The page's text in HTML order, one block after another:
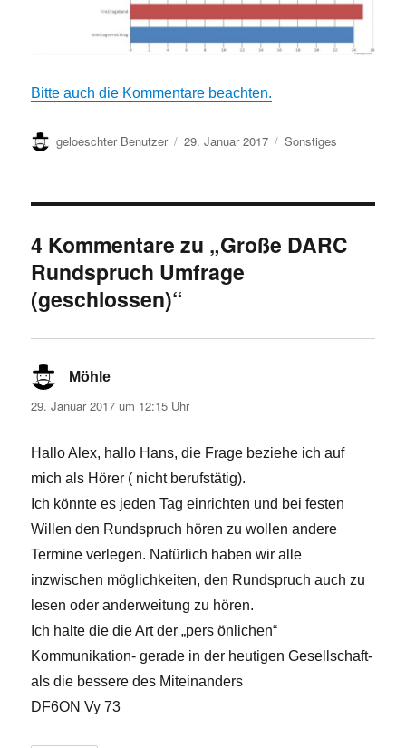
Bitte auch die Kommentare beachten.
Autor
geloeschter Benutzer
Veröffentlicht
29. Januar 2017 Kategorien
Sonstiges
4 Kommentare zu „Große DARC
Rundspruch Umfrage
(geschlossen)“
Möhle
29. Januar 2017 um 12:15 Uhr
Hallo Alex, hallo Hans, die Frage beziehe ich auf
mich als Hörer ( nicht berufstätig).
Ich könnte es jeden Tag einrichten und bei festen
Willen den Rundspruch hören zu wollen andere
Termine verlegen. Natürlich haben wir alle
inzwischen möglichkeiten, den Rundspruch auch zu
lesen oder anderweitung zu hören.
Ich halte die die Art der „pers önlichen“
Kommunikation- gerade in der heutigen Gesellschaft-
als die bessere des Miteinanders
DF6ON Vy 73